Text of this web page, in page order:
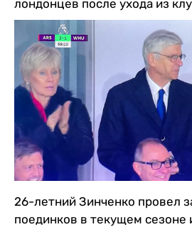
лондонцев после ухода из
26-летний Зинченко провел
поединков в текущем сезоне